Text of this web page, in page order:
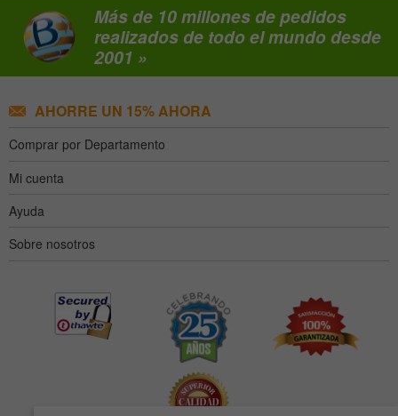
Más de 10 millones de pedidos
realizados de todo el mundo desde
2001 »
AHORRE UN 15% AHORA
Comprar por Departamento
Mi cuenta
Ayuda
Sobre nosotros